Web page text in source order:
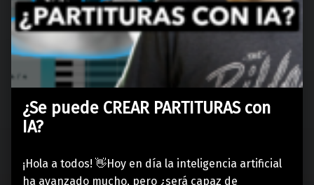
¿Se puede CREAR PARTITURAS con
IA?
¡Hola a todos! 👋Hoy en día la inteligencia artificial
ha avanzado mucho, pero ¿será capaz de